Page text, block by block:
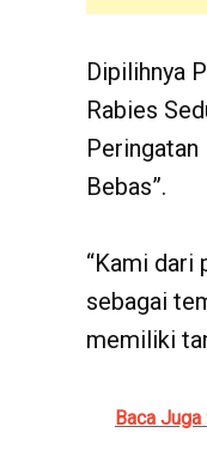
Dipilihnya
Rabies
Peringatan
Bebas”.
“Kami dari
sebagai
memiliki
Baca Juga